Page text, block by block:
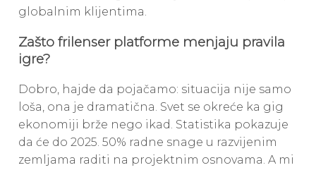
globalnim klijentima.
Zašto frilenser platforme menjaju pravila
igre?
Dobro, hajde da pojačamo: situacija nije samo
loša, ona je dramatična. Svet se okreće ka gig
ekonomiji brže nego ikad. Statistika pokazuje
da će do 2025. 50% radne snage u razvijenim
zemljama raditi na projektnim osnovama. A mi